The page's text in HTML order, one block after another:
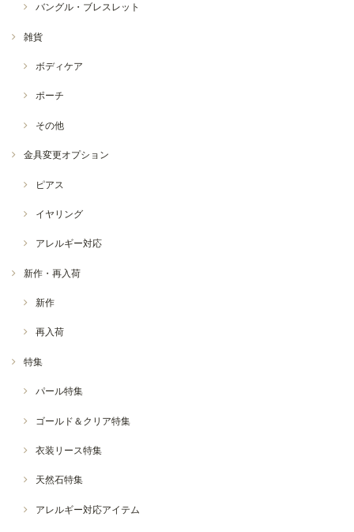
バングル・ブレスレット
雑貨
ボディケア
ポーチ
その他
金具変更オプション
ピアス
イヤリング
アレルギー対応
新作・再入荷
新作
再入荷
特集
パール特集
ゴールド＆クリア特集
衣装リース特集
天然石特集
アレルギー対応アイテム